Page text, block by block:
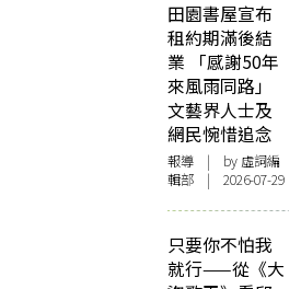
田園書屋宣布
租約期滿後結
業 「感謝50年
來風雨同路」
文藝界人士及
網民惋惜追念
報導 | by 虛詞編
輯部 | 2026-07-29
只要你不怕我
就行——從《大